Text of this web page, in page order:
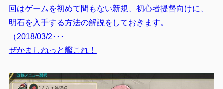
回はゲームを初めて間もない新規、初心者提督向けに、
明石を入手する方法の解説をしておきます。
（2018/03/2･･･
ぜかましねっと艦これ！